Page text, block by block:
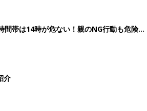
帯は14時が危ない！親のNG行動も危険を
介